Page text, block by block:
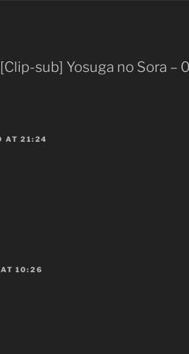
sub] Yosuga no Sora –
AT 21:24
10:26